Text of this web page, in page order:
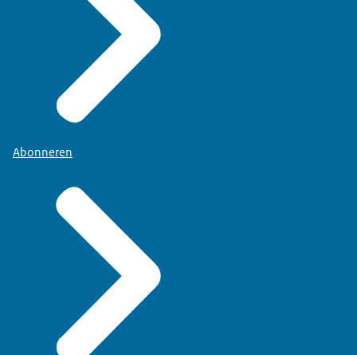
Abonneren